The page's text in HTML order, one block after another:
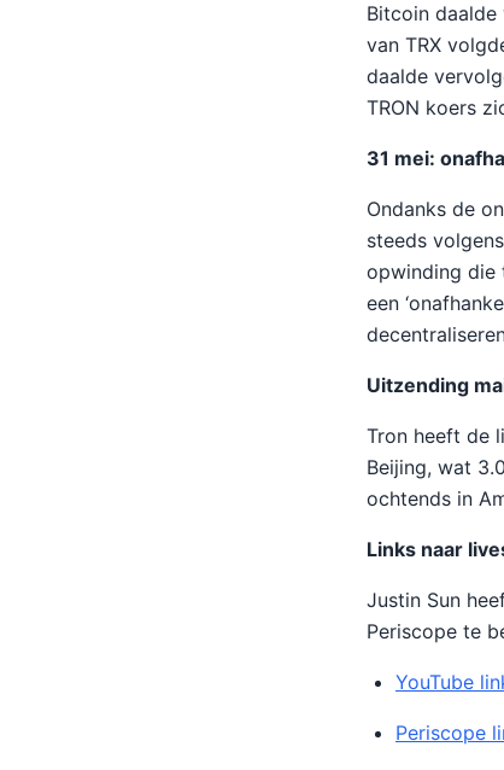
Bitcoin daalde
van TRX
daalde
TRON koers
31 mei:
Ondanks de
steeds
opwinding die
een
Uitzending
Tron heeft de
Beijing, wat
ochtends in
Links naar
Justin Sun
Periscope te
YouTube
Periscope